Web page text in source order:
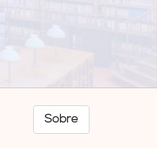
Sobre